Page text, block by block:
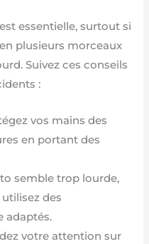
essentielle, surtout si
plusieurs morceaux
Suivez ces conseils
:
vos mains des
en portant des
semble trop lourde,
des
adaptés.
votre attention sur